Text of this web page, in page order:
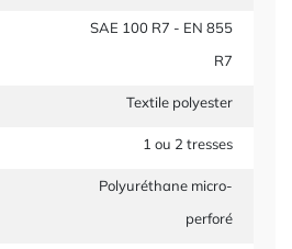
SAE 100 R7 - EN 855
R7
Textile polyester
1 ou 2 tresses
Polyuréthane micro-
perforé